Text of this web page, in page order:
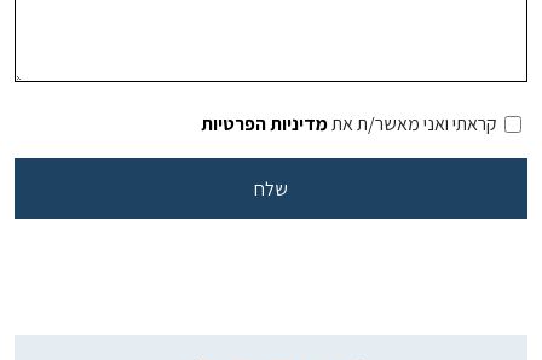
קראתי ואני מאשר/ת אתמדיניות הפרטיות